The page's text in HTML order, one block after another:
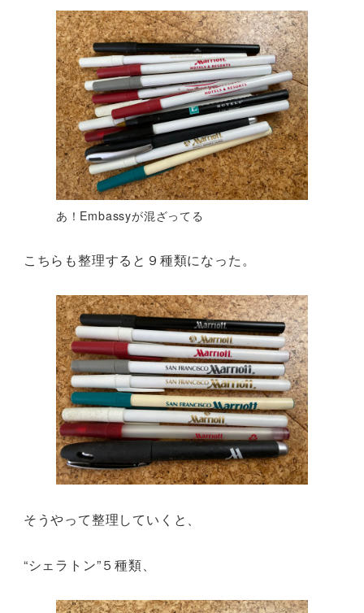
あ！Embassyが混ざってる
こちらも整理すると９種類になった。
そうやって整理していくと、
“シェラトン”５種類、